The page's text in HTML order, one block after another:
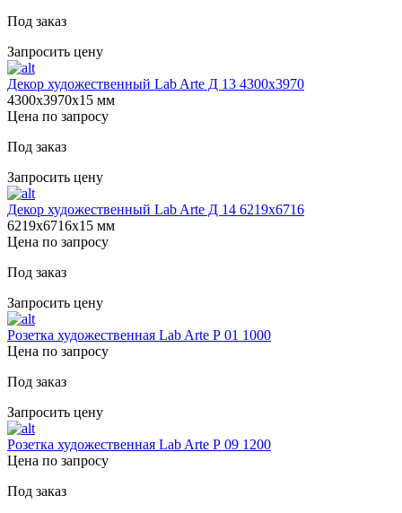
Под заказ
Запросить цену
Декор художественный Lab Arte Д 13 4300х3970
4300х3970х15 мм
Цена по запросу
Под заказ
Запросить цену
Декор художественный Lab Arte Д 14 6219х6716
6219х6716х15 мм
Цена по запросу
Под заказ
Запросить цену
Розетка художественная Lab Arte Р 01 1000
Цена по запросу
Под заказ
Запросить цену
Розетка художественная Lab Arte Р 09 1200
Цена по запросу
Под заказ